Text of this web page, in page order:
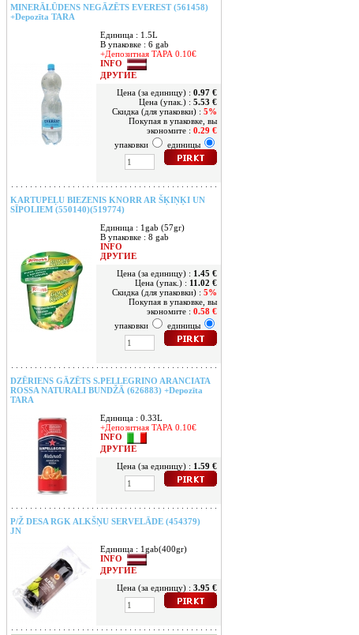
MINERĀLŪDENS NEGĀZĒTS EVEREST (561458)
+Depozīta TARA
Единица : 1.5L
В упаковке : 6 gab
+Депозитная ТАРА 0.10€
INFO
ДРУГИЕ
Цена (за единицу) : 0.97 €
Цена (упак.) : 5.53 €
Скидка (для упаковки) : 5%
Покупая в упаковке, вы
экономите : 0.29 €
упаковки
единицы
KARTUPEĻU BIEZENIS KNORR AR ŠĶIŅĶI UN
SĪPOLIEM (550140)(519774)
Единица : 1gab (57gr)
В упаковке : 8 gab
INFO
ДРУГИЕ
Цена (за единицу) : 1.45 €
Цена (упак.) : 11.02 €
Скидка (для упаковки) : 5%
Покупая в упаковке, вы
экономите : 0.58 €
упаковки
единицы
DZĒRIENS GĀZĒTS S.PELLEGRINO ARANCIATA
ROSSA NATURALI BUNDŽĀ (626883) +Depozīta
TARA
Единица : 0.33L
+Депозитная ТАРА 0.10€
INFO
ДРУГИЕ
Цена (за единицу) : 1.59 €
P/Ž DESA RGK ALKŠŅU SERVELĀDE (454379)
JN
Единица : 1gab(400gr)
INFO
ДРУГИЕ
Цена (за единицу) : 3.95 €